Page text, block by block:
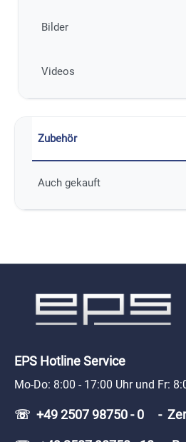
Bilder
Videos
Zubehör
Auch gekauft
EPS Hotline Service
Mo-Do: 8:00 - 17:00 Uhr und Fr:
☏ +49 2507 98750 - 0 -